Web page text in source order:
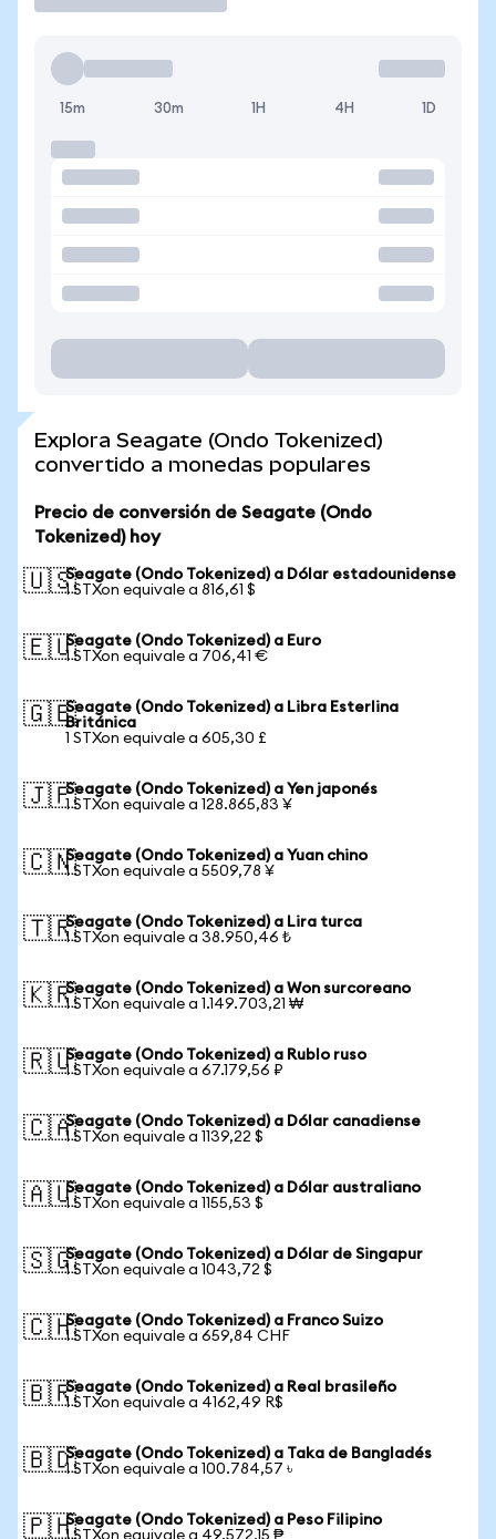
15m 30m 1H 4H 1D
Explora Seagate (Ondo Tokenized)
convertido a monedas populares
Precio de conversión de Seagate (Ondo
Tokenized) hoy
🇺🇸Seagate (Ondo Tokenized) a Dólar estadounidense
1 STXon equivale a 816,61 $
🇪🇺Seagate (Ondo Tokenized) a Euro
1 STXon equivale a 706,41 €
🇬🇧Seagate (Ondo Tokenized) a Libra Esterlina
Británica
1 STXon equivale a 605,30 £
🇯🇵Seagate (Ondo Tokenized) a Yen japonés
1 STXon equivale a 128.865,83 ¥
🇨🇳Seagate (Ondo Tokenized) a Yuan chino
1 STXon equivale a 5509,78 ¥
🇹🇷Seagate (Ondo Tokenized) a Lira turca
1 STXon equivale a 38.950,46 ₺
🇰🇷Seagate (Ondo Tokenized) a Won surcoreano
1 STXon equivale a 1.149.703,21 ₩
🇷🇺Seagate (Ondo Tokenized) a Rublo ruso
1 STXon equivale a 67.179,56 ₽
🇨🇦Seagate (Ondo Tokenized) a Dólar canadiense
1 STXon equivale a 1139,22 $
🇦🇺Seagate (Ondo Tokenized) a Dólar australiano
1 STXon equivale a 1155,53 $
🇸🇬Seagate (Ondo Tokenized) a Dólar de Singapur
1 STXon equivale a 1043,72 $
🇨🇭Seagate (Ondo Tokenized) a Franco Suizo
1 STXon equivale a 659,84 CHF
🇧🇷Seagate (Ondo Tokenized) a Real brasileño
1 STXon equivale a 4162,49 R$
🇧🇩Seagate (Ondo Tokenized) a Taka de Bangladés
1 STXon equivale a 100.784,57 ৳
🇵🇭Seagate (Ondo Tokenized) a Peso Filipino
1 STXon equivale a 49.572,15 ₱